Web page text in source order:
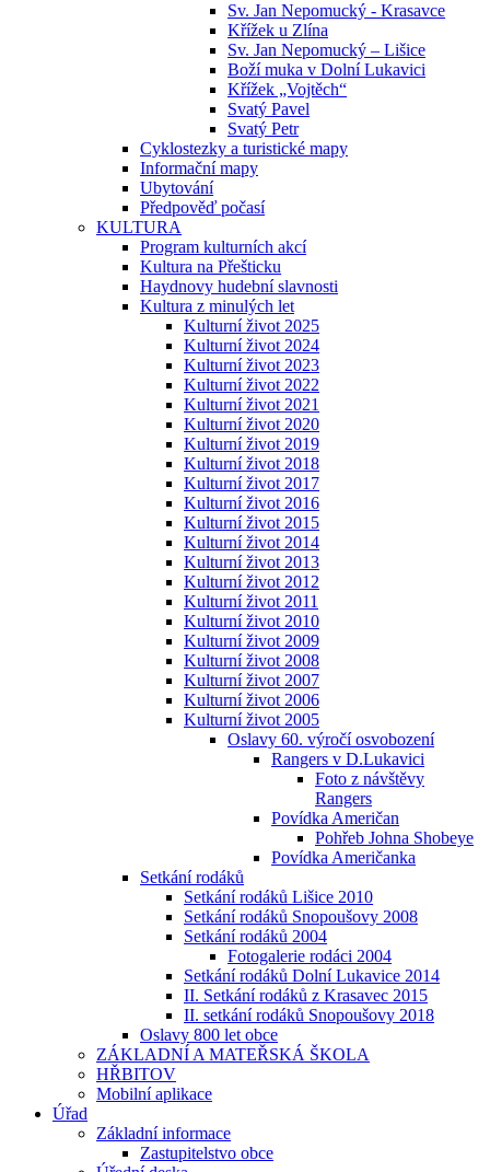
Sv. Jan Nepomucký - Krasavce
Křížek u Zlína
Sv. Jan Nepomucký – Lišice
Boží muka v Dolní Lukavici
Křížek „Vojtěch“
Svatý Pavel
Svatý Petr
Cyklostezky a turistické mapy
Informační mapy
Ubytování
Předpověď počasí
KULTURA
Program kulturních akcí
Kultura na Přešticku
Haydnovy hudební slavnosti
Kultura z minulých let
Kulturní život 2025
Kulturní život 2024
Kulturní život 2023
Kulturní život 2022
Kulturní život 2021
Kulturní život 2020
Kulturní život 2019
Kulturní život 2018
Kulturní život 2017
Kulturní život 2016
Kulturní život 2015
Kulturní život 2014
Kulturní život 2013
Kulturní život 2012
Kulturní život 2011
Kulturní život 2010
Kulturní život 2009
Kulturní život 2008
Kulturní život 2007
Kulturní život 2006
Kulturní život 2005
Oslavy 60. výročí osvobození
Rangers v D.Lukavici
Foto z návštěvy
Rangers
Povídka Američan
Pohřeb Johna Shobeye
Povídka Američanka
Setkání rodáků
Setkání rodáků Lišice 2010
Setkání rodáků Snopoušovy 2008
Setkání rodáků 2004
Fotogalerie rodáci 2004
Setkání rodáků Dolní Lukavice 2014
II. Setkání rodáků z Krasavec 2015
II. setkání rodáků Snopoušovy 2018
Oslavy 800 let obce
ZÁKLADNÍ A MATEŘSKÁ ŠKOLA
HŘBITOV
Mobilní aplikace
Úřad
Základní informace
Zastupitelstvo obce